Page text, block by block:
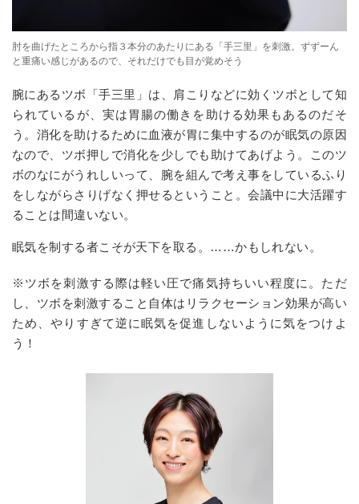
肘を曲げたところから指３本分のあたりにある「手三里」を刺激。ずずーん
と重痛い感じがあるので、それだけでも目が覚めそう
腕にあるツボ「手三里」は、肩こりなどに効くツボとして知
られているが、実は胃腸の働きを助ける効果もあるのだそ
う。消化を助けるために血液が胃に集中するのが眠気の原因
なので、ツボ押しで消化を少しでも助けてあげよう。このツ
ボのなにがうれしいって、腕を組んで考え事をしているふり
をしながらさりげなく押せるということ。会議中に大活躍す
ることは間違いない。
眠気を制する者こそが天下を取る。……かもしれない。
※ツボを刺激する際は軽い圧で痛気持ちいい程度に。ただ
し、ツボを刺激すること自体はリラクセーション効果が高い
ため、やりすぎて逆に眠気を促進しないように気をつけよ
う！